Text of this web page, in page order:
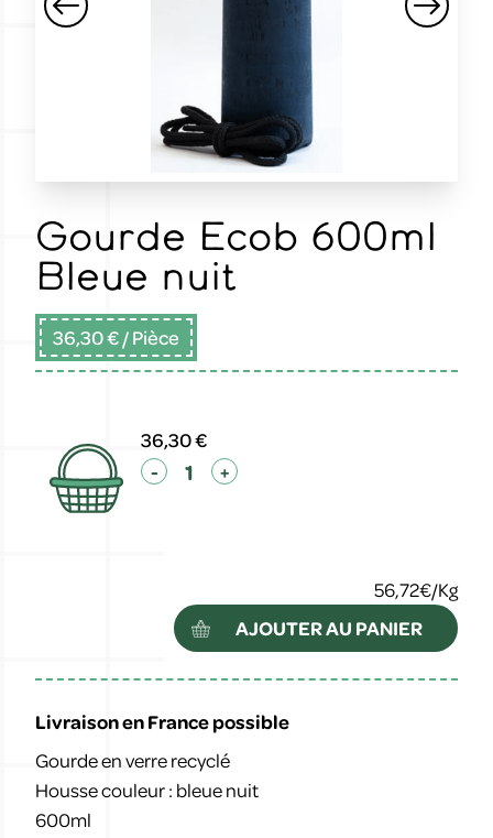
Gourde Ecob 600ml
Bleue nuit
36,30 €/ Pièce
36,30 €
- +
56,72€/Kg
AJOUTER AU PANIER
Livraison en France possible
Gourde en verre recyclé
Housse couleur : bleue nuit
600ml